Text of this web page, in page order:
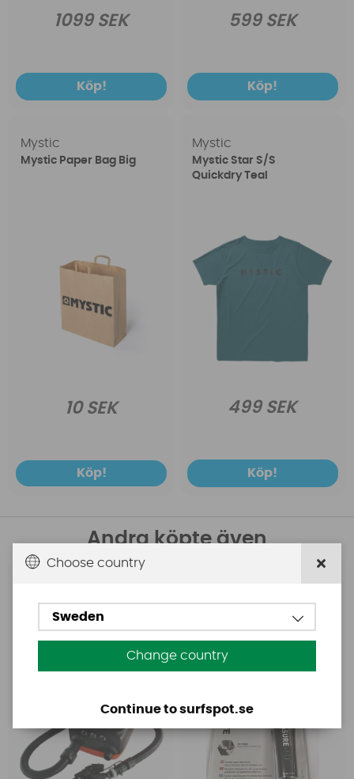
1099 SEK
Köp!
599 SEK
Köp!
Mystic
Mystic Paper Bag Big
10 SEK
Köp!
Mystic
Mystic Star S/S
Quickdry Teal
499 SEK
Köp!
Andra köpte även
Base Rechargeable
SUP Pump
Aquasure FD
Choose country
Sweden
Change country
Continue to surfspot.se